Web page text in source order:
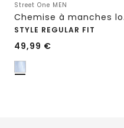
Street One MEN
STYLE REGULAR FIT
49,99 €